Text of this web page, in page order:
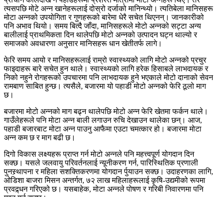
त्यसपछि मोटे अन्न खानेहरूलाई दोस्रो दर्जाको मानिन्थ्यो। त्यतिबेला मानिसहरू
मोटा अन्नको उपयोगिता र गुणहरूको बारेमा धेरै सचेत थिएनन्। जानकारीको
पनि अभाव थियो। समय बित्दै जाँदा, मानिसहरूले मोटो अन्नको सट्टा अन्य
बालीलाई प्राथमिकता दिन थालेपछि मोटो अन्नको उत्पादन घट्न थाल्यो र
समाजको अवधारणा अनुसार मानिसहरू धान खेतीतर्फ लागे।
फेरि समय आयो र मानिसहरूलाई राम्रो स्वास्थ्यको लागि मोटो अन्नको प्रचुर
फाइदाहरू बारे सचेत हुन थाले। स्वास्थ्यको लागि हरेक हिसाबले लाभदायक र
निको नहुने रोगहरूको उपचारमा पनि लाभदायक हुने भएकाले मोटो दानाको सेवन
रामबाण साबित हुन्छ। त्यसैले, बजारमा यो पहाडी मोटो अन्नको फेरि ठूलो माग
छ।
बजारमा मोटो अन्नको माग बढ्न थालेपछि मोटो अन्न फेरि खेतमा फर्कन थाले।
गाउँलेहरूले पनि मोटा अन्न बाली लगाउन रुचि देखाउन थालेका छन्। आज,
पहाडी बजारबाट मोटा अन्न पाउनु आफैमा एउटा चमत्कार हो। बजारमा मोटा
अन्न कम छ र माग बढी छ।
दिगो विकास लक्ष्यहरू प्राप्त गर्न मोटो अन्नले पनि महत्त्वपूर्ण योगदान दिन
सक्छ। यसले जलवायु परिवर्तनलाई न्यूनीकरण गर्न, पारिस्थितिक प्रणाली
पुनस्र्थापना र महिला सशक्तिकरणमा योगदान र्पुयाउन सक्छ। उदाहरणका लागि,
ओडिशा बाजरा मिसन अन्तर्गत, ७२ लाख महिलाहरूलाई कृषि-उद्यमीको रूपमा
प्रवद्र्धन गरिएको छ। यसबाहेक, मोटा अन्नले पोषण र गरिबी निवारणमा पनि